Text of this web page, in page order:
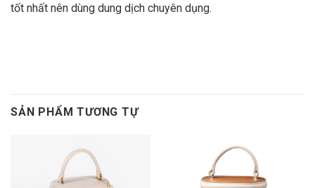
tốt nhất nên dùng dung dịch chuyên dụng.
SẢN PHẨM TƯƠNG TỰ